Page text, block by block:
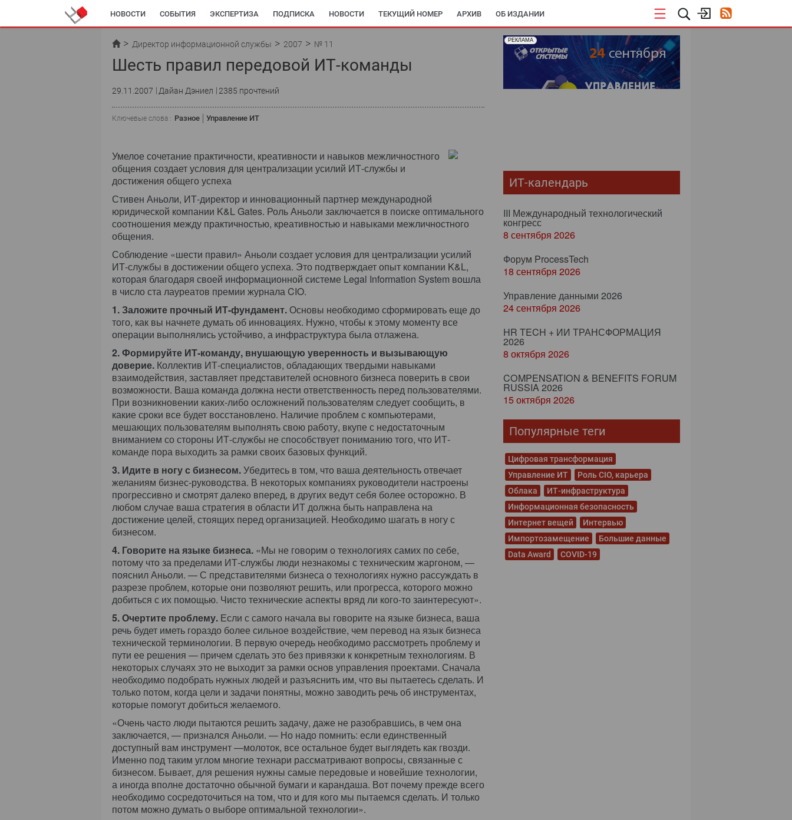
НОВОСТИ СОБЫТИЯ ЭКСПЕРТИЗА ПОДПИСКА НОВОСТИ ТЕКУЩИЙ НОМЕР АРХИВ ОБ ИЗДАНИИ
Директор информационной службы 2007 № 11
Шесть правил передовой ИТ-команды
29.11.2007 Дайан Дэниел 2385 прочтений
Ключевые слова : Разное Управление ИТ
Умелое сочетание практичности, креативности и навыков межличностного
общения создает условия для централизации усилий ИТ-службы и
достижения общего успеха
Стивен Аньоли, ИТ-директор и инновационный партнер международной
юридической компании K&L Gates. Роль Аньоли заключается в поиске оптимального
соотношения между практичностью, креативностью и навыками межличностного
общения.
Соблюдение «шести правил» Аньоли создает условия для централизации усилий
ИТ-службы в достижении общего успеха. Это подтверждает опыт компании K&L,
которая благодаря своей информационной системе Legal Information System вошла
в число ста лауреатов премии журнала CIO.
1. Заложите прочный ИТ-фундамент. Основы необходимо сформировать еще до
того, как вы начнете думать об инновациях. Нужно, чтобы к этому моменту все
операции выполнялись устойчиво, а инфраструктура была отлажена.
2. Формируйте ИТ-команду, внушающую уверенность и вызывающую
доверие. Коллектив ИТ-специалистов, обладающих твердыми навыками
взаимодействия, заставляет представителей основного бизнеса поверить в свои
возможности. Ваша команда должна нести ответственность перед пользователями.
При возникновении каких-либо осложнений пользователям следует сообщить, в
какие сроки все будет восстановлено. Наличие проблем с компьютерами,
мешающих пользователям выполнять свою работу, вкупе с недостаточным
вниманием со стороны ИТ-службы не способствует пониманию того, что ИТ-
команде пора выходить за рамки своих базовых функций.
3. Идите в ногу с бизнесом.Убедитесь в том, что ваша деятельность отвечает
желаниям бизнес-руководства. В некоторых компаниях руководители настроены
прогрессивно и смотрят далеко вперед, в других ведут себя более осторожно. В
любом случае ваша стратегия в области ИТ должна быть направлена на
достижение целей, стоящих перед организацией. Необходимо шагать в ногу с
бизнесом.
4. Говорите на языке бизнеса. «Мы не говорим о технологиях самих по себе,
потому что за пределами ИТ-службы люди незнакомы с техническим жаргоном, —
пояснил Аньоли. — С представителями бизнеса о технологиях нужно рассуждать в
разрезе проблем, которые они позволяют решить, или прогресса, которого можно
добиться с их помощью. Чисто технические аспекты вряд ли кого-то заинтересуют».
5. Очертите проблему. Если с самого начала вы говорите на языке бизнеса, ваша
речь будет иметь гораздо более сильное воздействие, чем перевод на язык бизнеса
технической терминологии. В первую очередь необходимо рассмотреть проблему и
пути ее решения — причем сделать это без привязки к конкретным технологиям. В
некоторых случаях это не выходит за рамки основ управления проектами. Сначала
необходимо подобрать нужных людей и разъяснить им, что вы пытаетесь сделать. И
только потом, когда цели и задачи понятны, можно заводить речь об инструментах,
которые помогут добиться желаемого.
«Очень часто люди пытаются решить задачу, даже не разобравшись, в чем она
заключается, — признался Аньоли. — Но надо помнить: если единственный
доступный вам инструмент —молоток, все остальное будет выглядеть как гвозди.
Именно под таким углом многие технари рассматривают вопросы, связанные с
бизнесом. Бывает, для решения нужны самые передовые и новейшие технологии,
а иногда вполне достаточно обычной бумаги и карандаша. Вот почему прежде всего
необходимо сосредоточиться на том, что и для кого мы пытаемся сделать. И только
потом можно думать о выборе оптимальной технологии».
РЕКЛАМА
ИТ-календарь
III Международный технологический
конгресс
8 сентября 2026
Форум ProcessTech
18 сентября 2026
Управление данными 2026
24 сентября 2026
HR TECH + ИИ ТРАНСФОРМАЦИЯ
2026
8 октября 2026
COMPENSATION & BENEFITS FORUM
RUSSIA 2026
15 октября 2026
Популярные теги
Цифровая трансформация
Управление ИТ
Роль CIO, карьера
Облака
ИТ-инфраструктура
Информационная безопасность
Интернет вещей
Интервью
Импортозамещение
Большие данные
Data Award
COVID-19